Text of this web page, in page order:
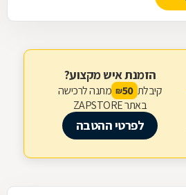
הזמנת איש מקצוע?
קיבלת 50
₪ מתנה לרכישה
באתר ZAPSTORE
לפרטי ההטבה